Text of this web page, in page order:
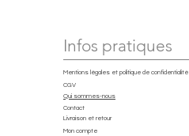
Infos pratiques
Mentions légales et politique de confidentialité
CGV
Qui sommes-nous
Contact
Livraison et retour
Mon compte